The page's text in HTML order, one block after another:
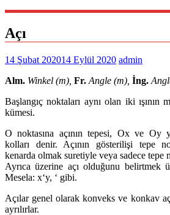
Açı
14 Şubat 202014 Eylül 2020 admin
Alm. Winkel (m), Fr. Angle (m), İng.
Başlangıç noktaları aynı olan iki ışının
kümesi.
O noktasına açının tepesi, Ox ve Oy
kolları denir. Açının gösterilişi tepe
kenarda olmak suretiyle veya sadece tepe
Ayrıca üzerine açı olduğunu belirtmek
Mesela: x‘y, ‘ gibi.
Açılar genel olarak konveks ve konkav
ayrılırlar.